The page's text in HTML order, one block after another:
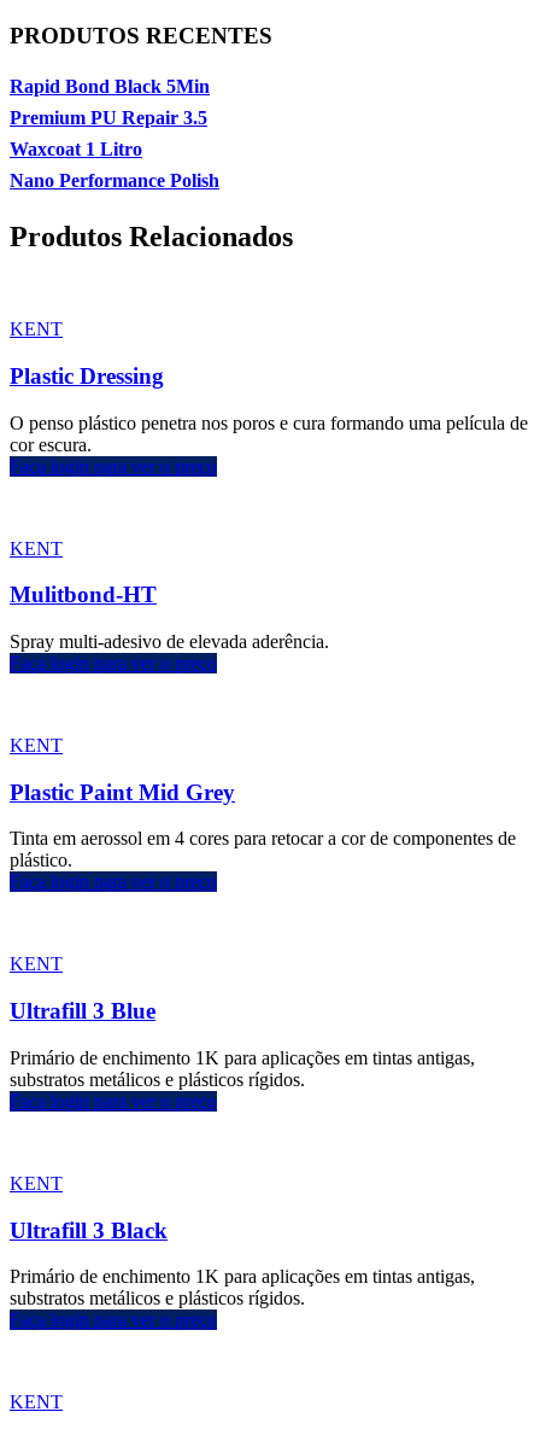
PRODUTOS RECENTES
Rapid Bond Black 5Min
Premium PU Repair 3.5
Waxcoat 1 Litro
Nano Performance Polish
Produtos Relacionados
KENT
Plastic Dressing
O penso plástico penetra nos poros e cura formando uma película de
cor escura.
Faça login para ver o preço
KENT
Mulitbond-HT
Spray multi-adesivo de elevada aderência.
Faça login para ver o preço
KENT
Plastic Paint Mid Grey
Tinta em aerossol em 4 cores para retocar a cor de componentes de
plástico.
Faça login para ver o preço
KENT
Ultrafill 3 Blue
Primário de enchimento 1K para aplicações em tintas antigas,
substratos metálicos e plásticos rígidos.
Faça login para ver o preço
KENT
Ultrafill 3 Black
Primário de enchimento 1K para aplicações em tintas antigas,
substratos metálicos e plásticos rígidos.
Faça login para ver o preço
KENT